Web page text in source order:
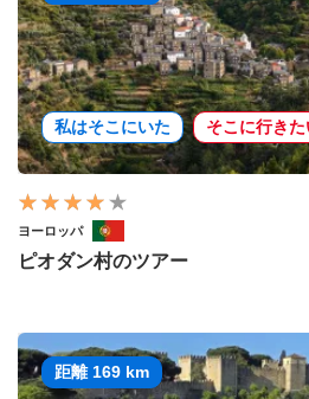
私はそこにいた そこに行きた
ヨーロッパ
ピオダン村のツアー
距離 169 km